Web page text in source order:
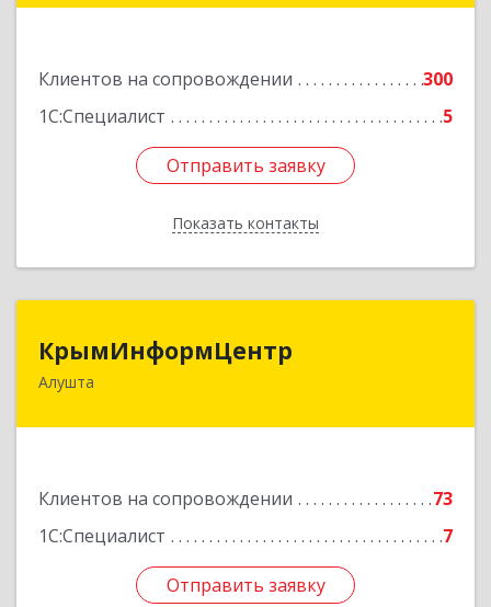
Клиентов на сопровождении
300
1С:Специалист
5
Отправить заявку
Показать контакты
Отправить заявку
Назад
КрымИнформЦентр
Алушта
Клиентов на сопровождении
73
1С:Специалист
7
Отправить заявку
298500, Крым Респ, Алушта г, Горького ул, дом
Отправить заявку